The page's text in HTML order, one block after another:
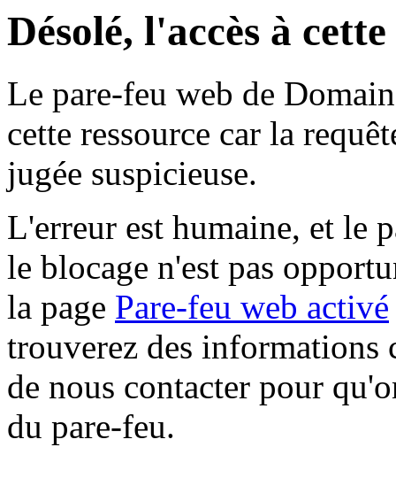
Désolé, l'accès à
Le pare-feu web de
cette ressource car la
jugée suspicieuse.
L'erreur est humaine, et le
le blocage n'est pas
la page Pare-feu web activé
trouverez des informations
de nous contacter pour
du pare-feu.